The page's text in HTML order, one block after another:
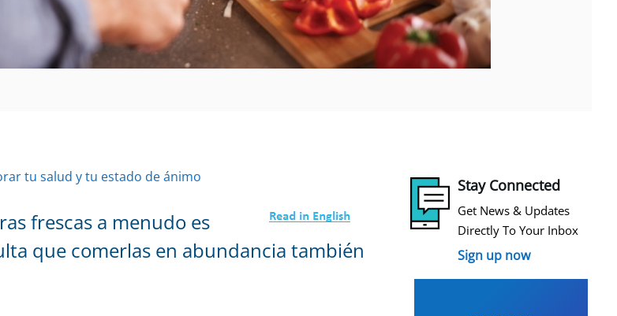
Stay Connected
Get News & Updates
Directly To Your Inbox
Sign up now
tu salud y tu estado de ánimo
frescas a menudo es
que comerlas en abundancia también